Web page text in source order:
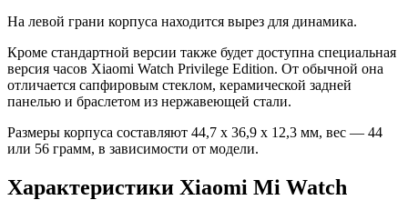
На левой грани корпуса находится вырез для динамика.
Кроме стандартной версии также будет доступна специальная
версия часов Xiaomi Watch Privilege Edition. От обычной она
отличается сапфировым стеклом, керамической задней
панелью и браслетом из нержавеющей стали.
Размеры корпуса составляют 44,7 х 36,9 х 12,3 мм, вес — 44
или 56 грамм, в зависимости от модели.
Характеристики Xiaomi Mi Watch